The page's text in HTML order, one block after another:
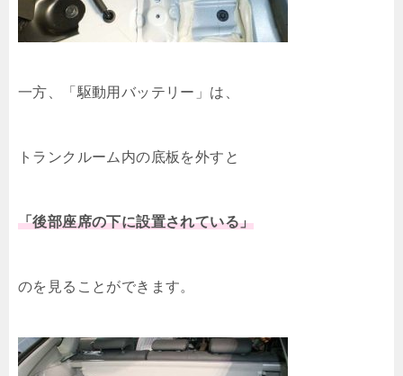
一方、「駆動用バッテリー」は、
トランクルーム内の底板を外すと
「後部座席の下に設置されている」
のを見ることができます。